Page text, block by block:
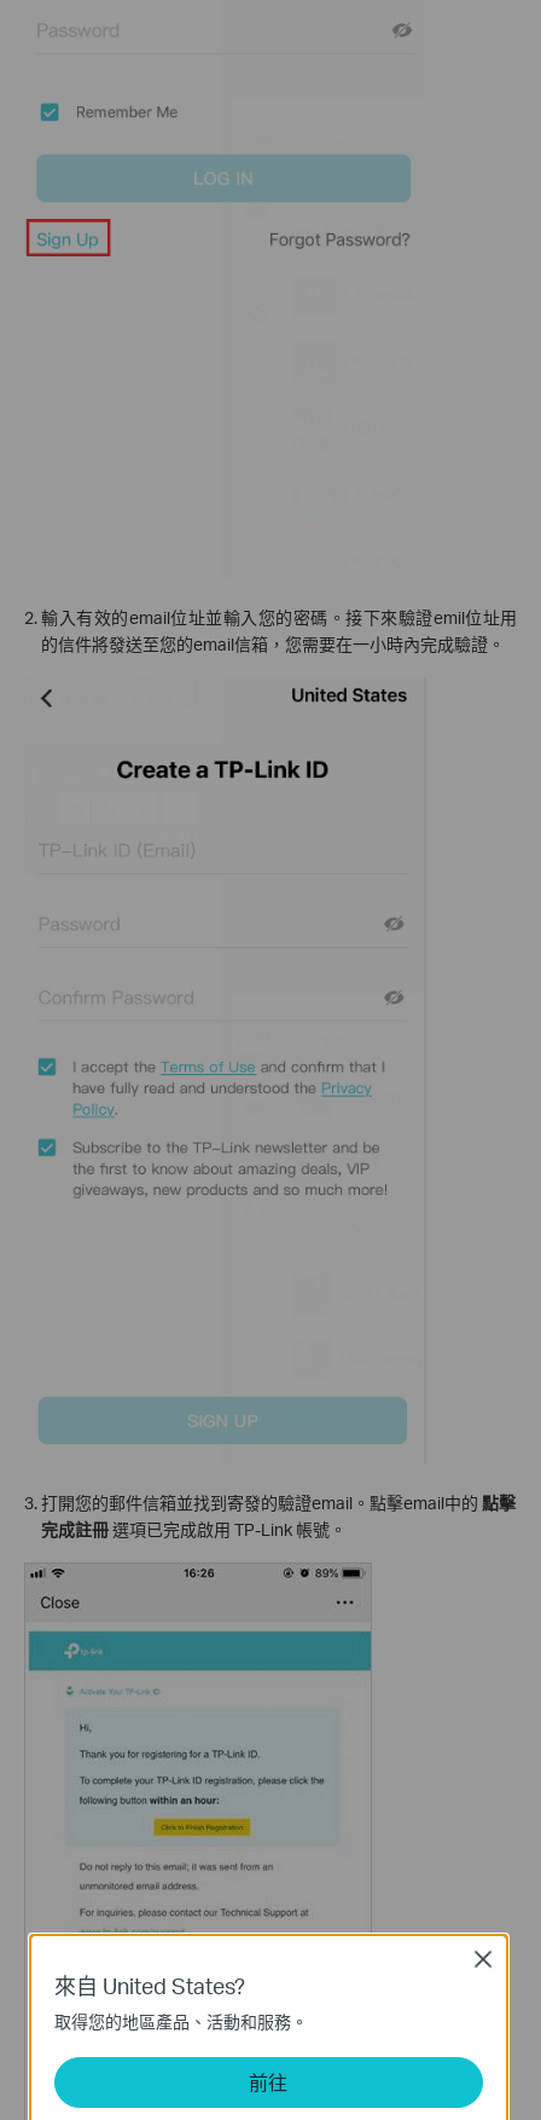
2. 輸入有效的email位址並輸入您的密碼。接下來驗證emil位址用
的信件將發送至您的email信箱，您需要在一小時內完成驗證。
3. 打開您的郵件信箱並找到寄發的驗證email。點擊email中的 點擊
完成註冊選項已完成啟用 TP-Link 帳號。
來自 United States?
取得您的地區產品、活動和服務。
前往
Close